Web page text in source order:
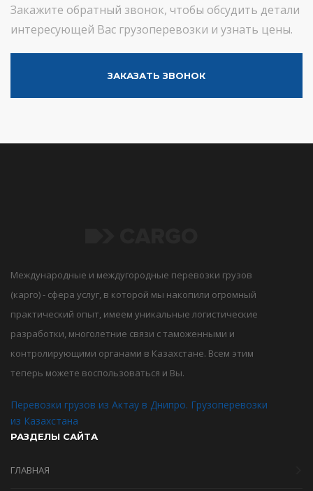
Закажите обратный звонок, чтобы обсудить детали
интересующей Вас грузоперевозки и узнать цены.
ЗАКАЗАТЬ ЗВОНОК
Международные и междугородные перевозки грузов
(карго) - сфера услуг, в которой мы накопили огромный
практический опыт, имеем уникальные логистические
разработки, многолетние связи с таможенными и
контролирующими органами в Казахстане. Всем этим
теперь можете воспользоваться и Вы.
Перевозки грузов из Актау в Днипро. Грузоперевозки
из Казахстана
РАЗДЕЛЫ САЙТА
ГЛАВНАЯ